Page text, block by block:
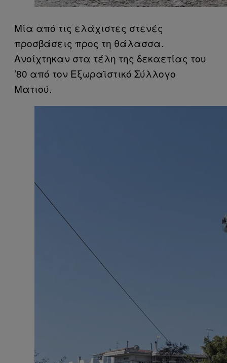
Μία από τις ελάχιστες στενές
προσβάσεις προς τη θάλασσα.
Ανοίχτηκαν στα τέλη της δεκαετίας του
’80 από τον Εξωραϊστικό Σύλλογο
Ματιού.